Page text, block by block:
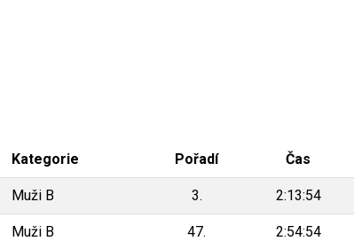
Kategorie Pořadí Čas
Muži B 3. 2:13:54
Muži B 47. 2:54:54